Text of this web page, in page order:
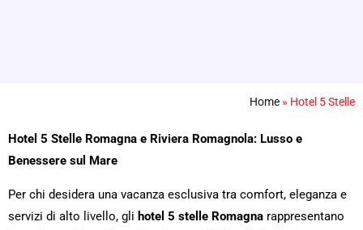
Home » Hotel 5 Stelle
Hotel 5 Stelle Romagna e Riviera Romagnola: Lusso e
Benessere sul Mare
Per chi desidera una vacanza esclusiva tra comfort, eleganza e
servizi di alto livello, gli hotel 5 stelle Romagna rappresentano